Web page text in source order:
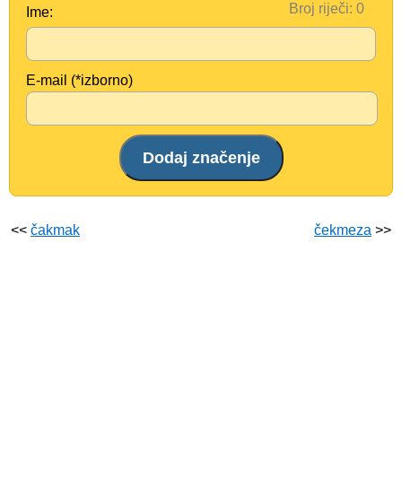
Broj riječi:
Ime:
E-mail (*izborno)
<< čakmak čekmeza >>